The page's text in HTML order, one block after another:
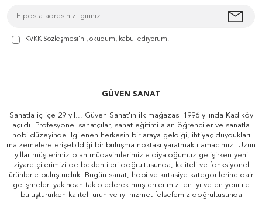
KVKK Sözleşmesi'ni, okudum, kabul ediyorum.
GÜVEN SANAT
Sanatla iç içe 29 yıl... Güven Sanat'ın ilk mağazası 1996 yılında Kadıköy
açıldı. Profesyonel sanatçılar, sanat eğitimi alan öğrenciler ve sanatla
hobi düzeyinde ilgilenen herkesin bir araya geldiği, ihtiyaç duydukları
malzemelere erişebildiği bir buluşma noktası yaratmaktı amacımız. Uzun
yıllar müşterimiz olan müdavimlerimizle diyaloğumuz gelişirken yeni
ziyaretçilerimizi de beklentileri doğrultusunda, kaliteli ve fonksiyonel
ürünlerle buluşturduk. Bugün sanat, hobi ve kırtasiye kategorilerine dair
gelişmeleri yakından takip ederek müşterilerimizi en iyi ve en yeni ile
buluştururken kaliteli ürün ve iyi hizmet felsefemiz doğrultusunda